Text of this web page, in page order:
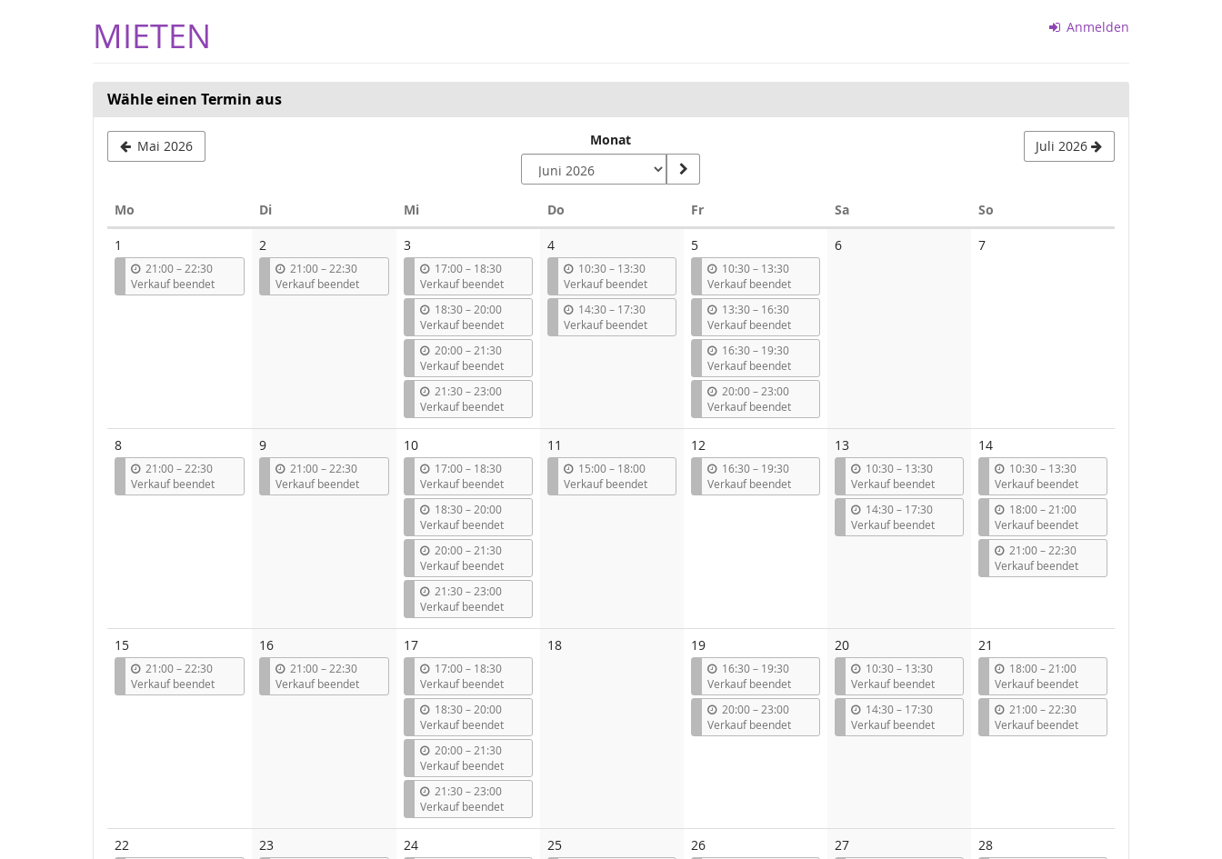
MIETEN Anmelden
Wähle einen Termin aus
Mai 2026 Monat Juli 2026
Mo DiDienstag MiMittwoch Do FrFreitag SaSamstag So
1
21:00–b
i
s
22:30
Verkauf beendet
2
21:00–b
i
s
22:30
Verkauf beendet
3
17:00–b
i
s
18:30
Verkauf beendet
18:30–b
i
s
20:00
Verkauf beendet
20:00–b
i
s
21:30
Verkauf beendet
21:30–b
i
s
23:00
Verkauf beendet
4
10:30–b
i
s
13:30
Verkauf beendet
14:30–b
i
s
17:30
Verkauf beendet
5
10:30–b
i
s
13:30
Verkauf beendet
13:30–b
i
s
16:30
Verkauf beendet
16:30–b
i
s
19:30
Verkauf beendet
20:00–b
i
s
23:00
Verkauf beendet
6Keine
7Keine
8
21:00–b
i
s
22:30
Verkauf beendet
9
21:00–b
i
s
22:30
Verkauf beendet
10
17:00–b
i
s
18:30
Verkauf beendet
18:30–b
i
s
20:00
Verkauf beendet
20:00–b
i
s
21:30
Verkauf beendet
21:30–b
i
s
23:00
Verkauf beendet
11
15:00–b
i
s
18:00
Verkauf beendet
12
16:30–b
i
s
19:30
Verkauf beendet
13
10:30–b
i
s
13:30
Verkauf beendet
14:30–b
i
s
17:30
Verkauf beendet
14
10:30–b
i
s
13:30
Verkauf beendet
18:00–b
i
s
21:00
Verkauf beendet
21:00–b
i
s
22:30
Verkauf beendet
15
21:00–b
i
s
22:30
Verkauf beendet
16
21:00–b
i
s
22:30
Verkauf beendet
17
17:00–b
i
s
18:30
Verkauf beendet
18:30–b
i
s
20:00
Verkauf beendet
20:00–b
i
s
21:30
Verkauf beendet
21:30–b
i
s
23:00
Verkauf beendet
18Keine
19
16:30–b
i
s
19:30
Verkauf beendet
20:00–b
i
s
23:00
Verkauf beendet
20
10:30–b
i
s
13:30
Verkauf beendet
14:30–b
i
s
17:30
Verkauf beendet
21
18:00–b
i
s
21:00
Verkauf beendet
21:00–b
i
s
22:30
Verkauf beendet
22 23 24 25 26 27 28